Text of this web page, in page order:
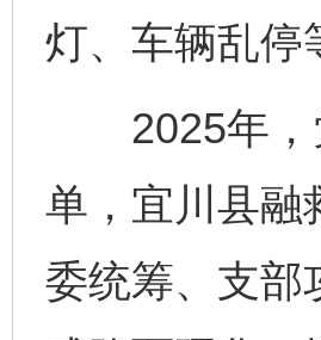
灯、车辆乱停
2025年，党
单，宜川县融
委统筹、支部